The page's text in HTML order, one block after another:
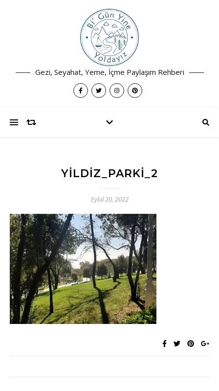
Gezi, Seyahat, Yeme, İçme Paylaşım Rehberi
YILDIZ_PARKI_2
Eylül 20, 2022